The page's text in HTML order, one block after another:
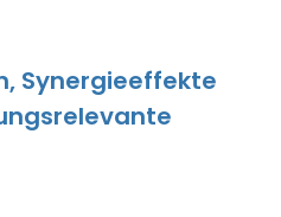
Synergieeffekte